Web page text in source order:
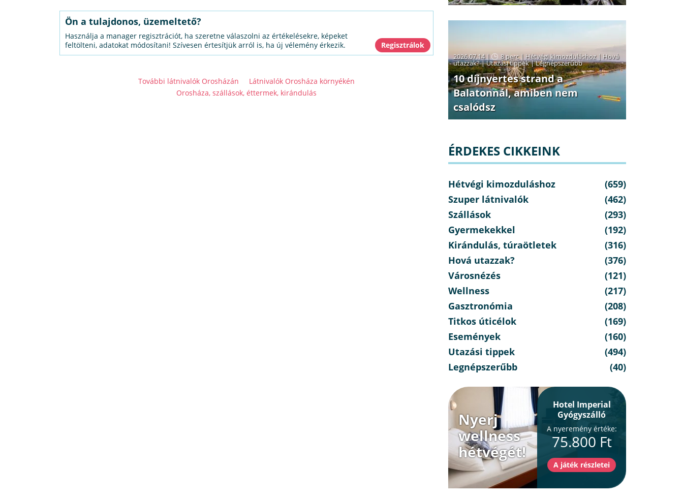
Ön a tulajdonos, üzemeltető?
Használja a manager regisztrációt, ha szeretne válaszolni az értékelésekre, képeket
feltölteni, adatokat módosítani! Szívesen értesítjük arról is, ha új vélemény érkezik.
További látnivalók Orosházán
Látnivalók Orosháza környékén
Orosháza, szállások, éttermek, kirándulás
2026.07.14 | 8 perc| Hétvégi kimozduláshoz| Hová
utazzak?|Utazási tippek|Legnépszerűbb
10 díjnyertes strand a
Balatonnál, amiben nem
csalódsz
ÉRDEKES CIKKEINK
Hétvégi kimozduláshoz
(659)
Szuper látnivalók
(462)
Szállások
(293)
Gyermekekkel
(192)
Kirándulás, túraötletek
(316)
Hová utazzak?
(376)
Városnézés
(121)
Wellness
(217)
Gasztronómia
(208)
Titkos úticélok
(169)
Események
(160)
Utazási tippek
(494)
Legnépszerűbb
(40)
Nyerj
wellness
hétvégét!
Hotel Imperial
Gyógyszálló
A nyeremény értéke:
75.800 Ft